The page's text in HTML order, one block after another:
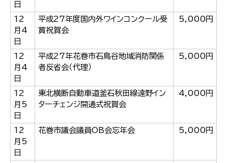
日
12
月4
日
平成27年度国内外ワインコンクール受
賞祝賀会
5,000円
12
月4
日
平成27年花巻市石鳥谷地域消防関係
者反省会（代理）
5,000円
12
月5
日
東北横断自動車道釜石秋田線遠野イン
ターチェンジ開通式祝賀会
4,000円
12
月5
日
花巻市議会議員OB会忘年会 5,000円